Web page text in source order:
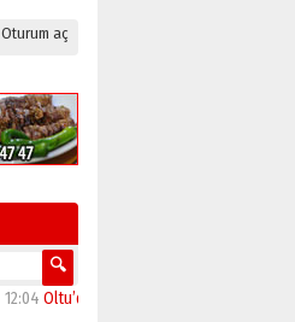
Oturum aç
Oltu’da festival coşkusu konserle zirveye